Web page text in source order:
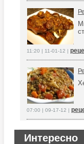
11:20 | 11-01-12 |
07:00 | 09-17-12 |
Интересно